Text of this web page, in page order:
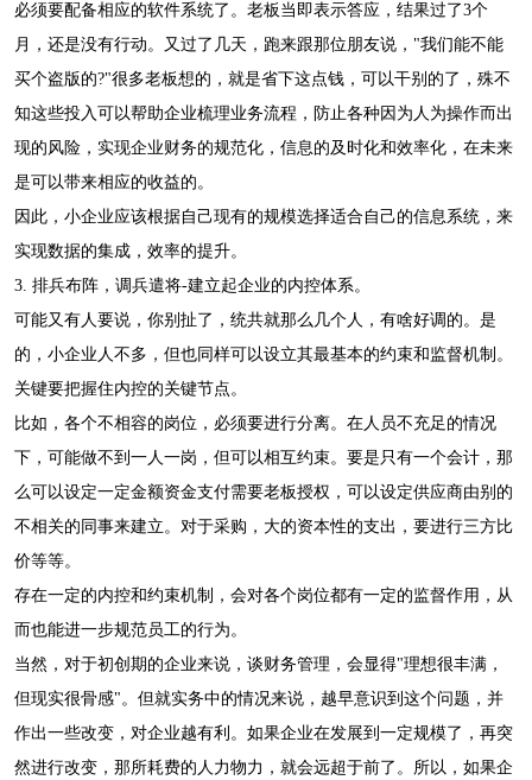
必须要配备相应的软件系统了。老板当即表示答应，结果过了3个
月，还是没有行动。又过了几天，跑来跟那位朋友说，"我们能不能
买个盗版的?"很多老板想的，就是省下这点钱，可以干别的了，殊不
知这些投入可以帮助企业梳理业务流程，防止各种因为人为操作而出
现的风险，实现企业财务的规范化，信息的及时化和效率化，在未来
是可以带来相应的收益的。
因此，小企业应该根据自己现有的规模选择适合自己的信息系统，来
实现数据的集成，效率的提升。
3. 排兵布阵，调兵遣将-建立起企业的内控体系。
可能又有人要说，你别扯了，统共就那么几个人，有啥好调的。是
的，小企业人不多，但也同样可以设立其最基本的约束和监督机制。
关键要把握住内控的关键节点。
比如，各个不相容的岗位，必须要进行分离。在人员不充足的情况
下，可能做不到一人一岗，但可以相互约束。要是只有一个会计，那
么可以设定一定金额资金支付需要老板授权，可以设定供应商由别的
不相关的同事来建立。对于采购，大的资本性的支出，要进行三方比
价等等。
存在一定的内控和约束机制，会对各个岗位都有一定的监督作用，从
而也能进一步规范员工的行为。
当然，对于初创期的企业来说，谈财务管理，会显得"理想很丰满，
但现实很骨感"。但就实务中的情况来说，越早意识到这个问题，并
作出一些改变，对企业越有利。如果企业在发展到一定规模了，再突
然进行改变，那所耗费的人力物力，就会远超于前了。所以，如果企